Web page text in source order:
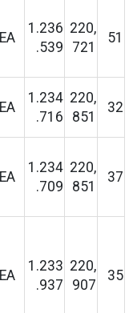
EA
1.236
.539
220,
721
51
EA
1.234
.716
220,
851
32
EA
1.234
.709
220,
851
37
EA
1.233
.937
220,
907
35